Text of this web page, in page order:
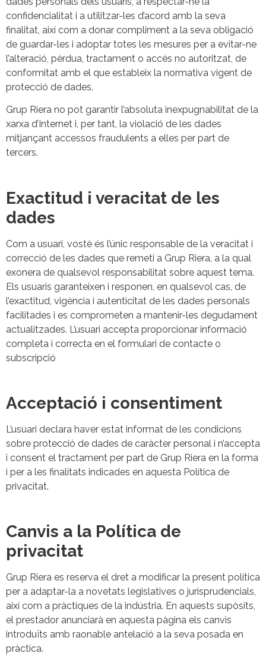
confidencialitat i a utilitzar-les d’acord amb la seva
finalitat, així com a donar compliment a la seva obligació
de guardar-les i adoptar totes les mesures per a evitar-ne
l’alteració, pèrdua, tractament o accés no autoritzat, de
conformitat amb el que estableix la normativa vigent de
protecció de dades.
Grup Riera no pot garantir l’absoluta inexpugnabilitat de la
xarxa d’Internet i, per tant, la violació de les dades
mitjançant accessos fraudulents a elles per part de
tercers.
Exactitud i veracitat de les
dades
Com a usuari, vostè és l’únic responsable de la veracitat i
correcció de les dades que remeti a Grup Riera, a la qual
exonera de qualsevol responsabilitat sobre aquest tema.
Els usuaris garanteixen i responen, en qualsevol cas, de
l’exactitud, vigència i autenticitat de les dades personals
facilitades i es comprometen a mantenir-les degudament
actualitzades. L’usuari accepta proporcionar informació
completa i correcta en el formulari de contacte o
subscripció
Acceptació i consentiment
L’usuari declara haver estat informat de les condicions
sobre protecció de dades de caràcter personal i n’accepta
i consent el tractament per part de Grup Riera en la forma
i per a les finalitats indicades en aquesta Política de
privacitat.
Canvis a la Política de
privacitat
Grup Riera es reserva el dret a modificar la present política
per a adaptar-la a novetats legislatives o jurisprudencials,
així com a pràctiques de la indústria. En aquests supòsits,
el prestador anunciarà en aquesta pàgina els canvis
introduïts amb raonable antelació a la seva posada en
pràctica.